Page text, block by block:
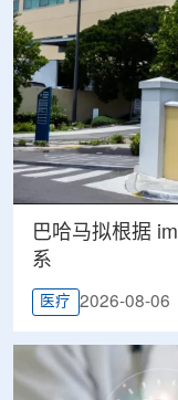
巴哈马拟根据
系
医疗 2026-08-06